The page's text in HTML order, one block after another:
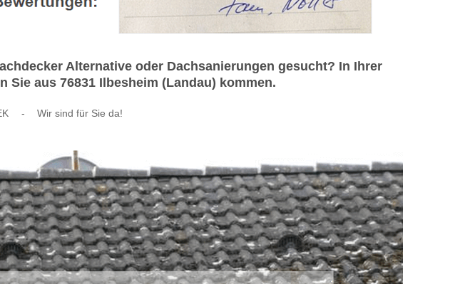
Alternative oder Dachsanierungen gesucht? In Ihrer
Sie aus 76831 Ilbesheim (Landau) kommen.
- Wir sind für Sie da!